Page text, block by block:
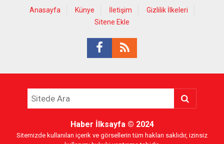
Anasayfa Künye İletişim
Gizlilik İlkeleri
Sitene Ekle
Haber İlksayfa© 2024
Sitemizde kullanılan içerik ve görsellerin tüm hakları saklıdır, izinsiz